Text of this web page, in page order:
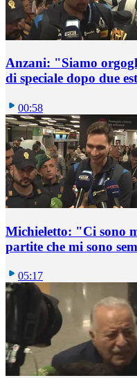
Anzani: "Siamo
di speciale dopo due
00:58
Michieletto: "Ci sono
partite che mi sono
05:17